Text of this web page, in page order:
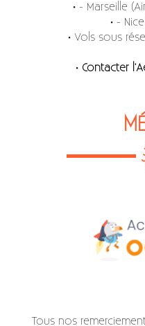
• - Marseille
• -
• Vols sous
• Contacter
Tous nos